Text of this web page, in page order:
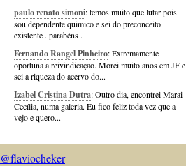
paulo renato simoni: temos muito que lutar pois
sou dependente quimico e sei do preconceito
existente . parabéns .
Fernando Rangel Pinheiro: Extremamente
oportuna a reivindicação. Morei muito anos em JF e
sei a riqueza do acervo do...
Izabel Cristina Dutra: Outro dia, encontrei Marai
Cecília, numa galeria. Eu fico feliz toda vez que a
vejo e quero...
@flaviocheker